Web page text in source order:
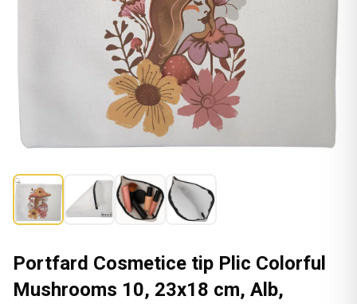
Portfard Cosmetice tip Plic Colorful
Mushrooms 10, 23x18 cm, Alb,